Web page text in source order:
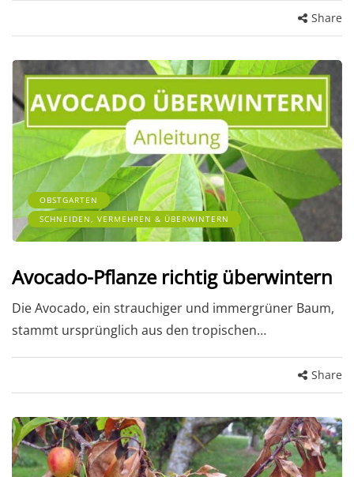
Share
OBSTGARTEN
SCHNEIDEN, VERMEHREN & ÜBERWINTERN
Avocado-Pflanze richtig überwintern
Die Avocado, ein strauchiger und immergrüner Baum,
stammt ursprünglich aus den tropischen…
Share